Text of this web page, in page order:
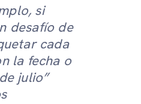
si
desafío de
cada
la fecha o
julio”